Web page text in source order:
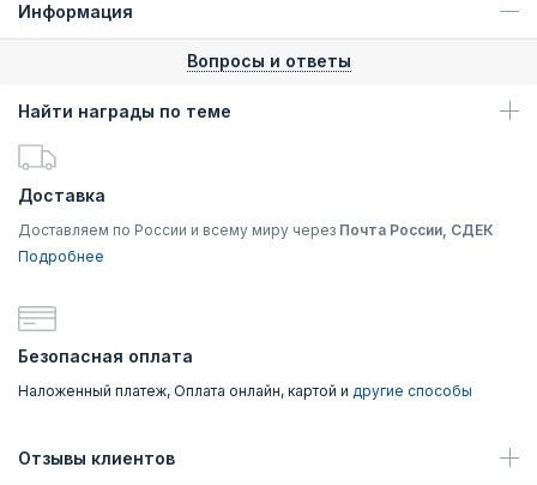
Информация
Вопросы и ответы
Найти награды по теме
Доставка
Доставляем по России и всему миру через Почта России, СДЕК
Подробнее
Безопасная оплата
Наложенный платеж, Оплата онлайн, картой и другие способы
Отзывы клиентов